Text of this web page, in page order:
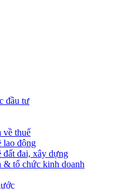
đầu tư
về thuế
lao động
đất đai, xây dựng
& tổ chức kinh doanh